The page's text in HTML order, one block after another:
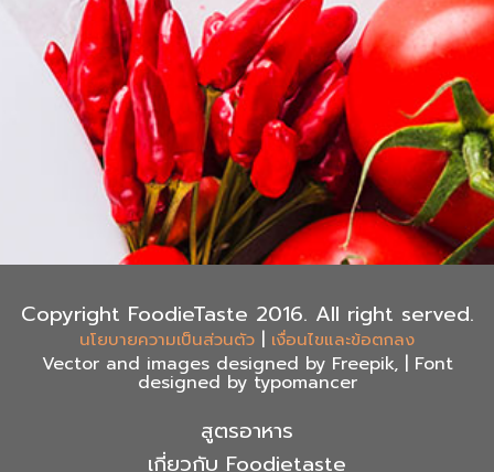
Copyright FoodieTaste 2016. All right served.
นโยบายความเป็นส่วนตัว | เงื่อนไขและข้อตกลง
Vector and images designed by Freepik, | Font
designed by typomancer
สูตรอาหาร
เกี่ยวกับ Foodietaste